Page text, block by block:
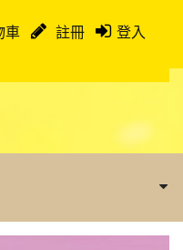
車 註冊 登入